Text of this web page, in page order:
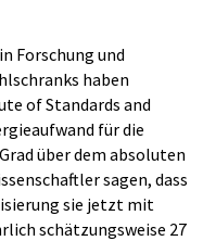
Forschung und
haben
of Standards and
für die
über dem absoluten
sagen, dass
sie jetzt mit
schätzungsweise 27